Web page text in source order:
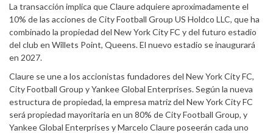
La transacción implica que Claure adquiere aproximadamente el
10% de las acciones de City Football Group US Holdco LLC, que ha
combinado la propiedad del New York City FC y del futuro estadio
del club en Willets Point, Queens. El nuevo estadio se inaugurará
en 2027.
Claure se une a los accionistas fundadores del New York City FC,
City Football Group y Yankee Global Enterprises. Según la nueva
estructura de propiedad, la empresa matriz del New York City FC
será propiedad mayoritaria en un 80% de City Football Group, y
Yankee Global Enterprises y Marcelo Claure poseerán cada uno